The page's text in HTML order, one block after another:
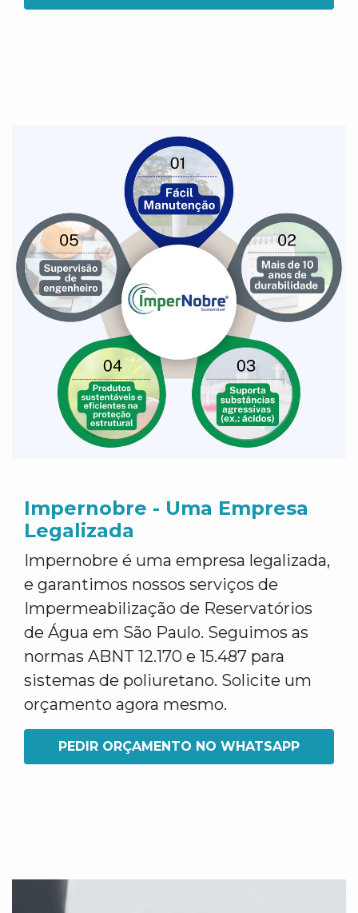
Impernobre - Uma Empresa
Legalizada
Impernobre é uma empresa legalizada,
e garantimos nossos serviços de
Impermeabilização de Reservatórios
de Água em São Paulo. Seguimos as
normas ABNT 12.170 e 15.487 para
sistemas de poliuretano. Solicite um
orçamento agora mesmo.
PEDIR ORÇAMENTO NO WHATSAPP